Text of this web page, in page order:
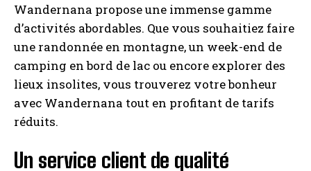
Wandernana propose une immense gamme
d’activités abordables. Que vous souhaitiez faire
une randonnée en montagne, un week-end de
camping en bord de lac ou encore explorer des
lieux insolites, vous trouverez votre bonheur
avec Wandernana tout en profitant de tarifs
réduits.
Un service client de qualité